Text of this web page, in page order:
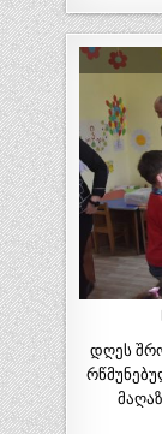
დღეს